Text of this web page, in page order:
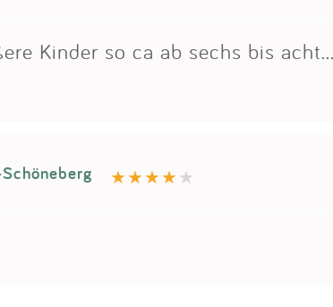
Kinder so ca ab sechs bis acht...